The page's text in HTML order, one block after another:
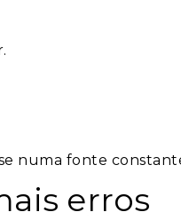
numa fonte
erros